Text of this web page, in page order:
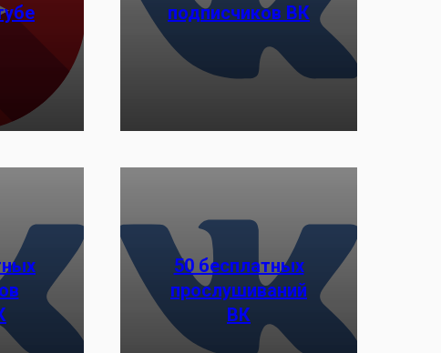
подписчиков ВК
50 бесплатных
прослушиваний
ВК
Заказать